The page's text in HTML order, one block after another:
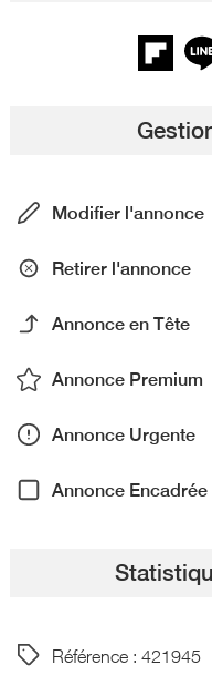
Modifier l'annonce
Retirer l'annonce
Annonce en Tête
Annonce Premium
Annonce Urgente
Annonce Encadrée
Référence : 421945